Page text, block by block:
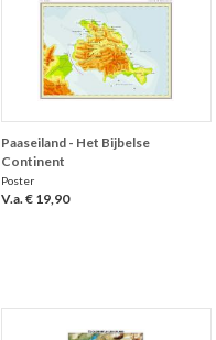
Paaseiland - Het Bijbelse
Continent
Poster
V.a. € 19,90